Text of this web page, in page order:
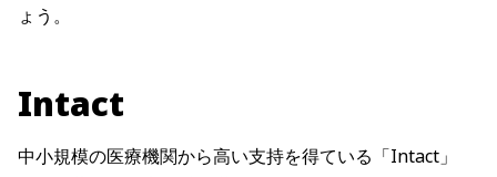
ょう。
Intact
中小規模の医療機関から高い支持を得ている「Intact」